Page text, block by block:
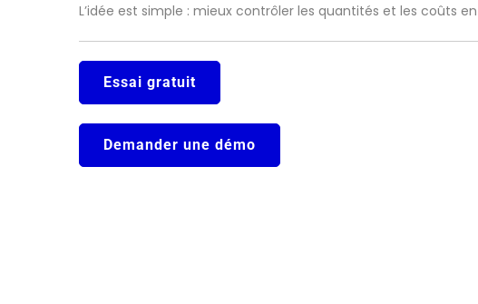
L’idée est simple : mieux contrôler les quantités et les coûts
Essai gratuit
Demander une démo